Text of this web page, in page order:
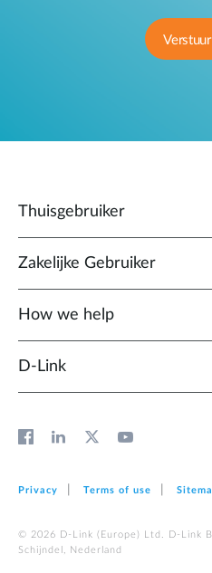
Verstuur
Thuisgebruiker
Zakelijke Gebruiker
How we help
D‑Link
Privacy Terms of use
© 2026 D‑Link (Europe) Ltd. D-Link
Schijndel, Nederland